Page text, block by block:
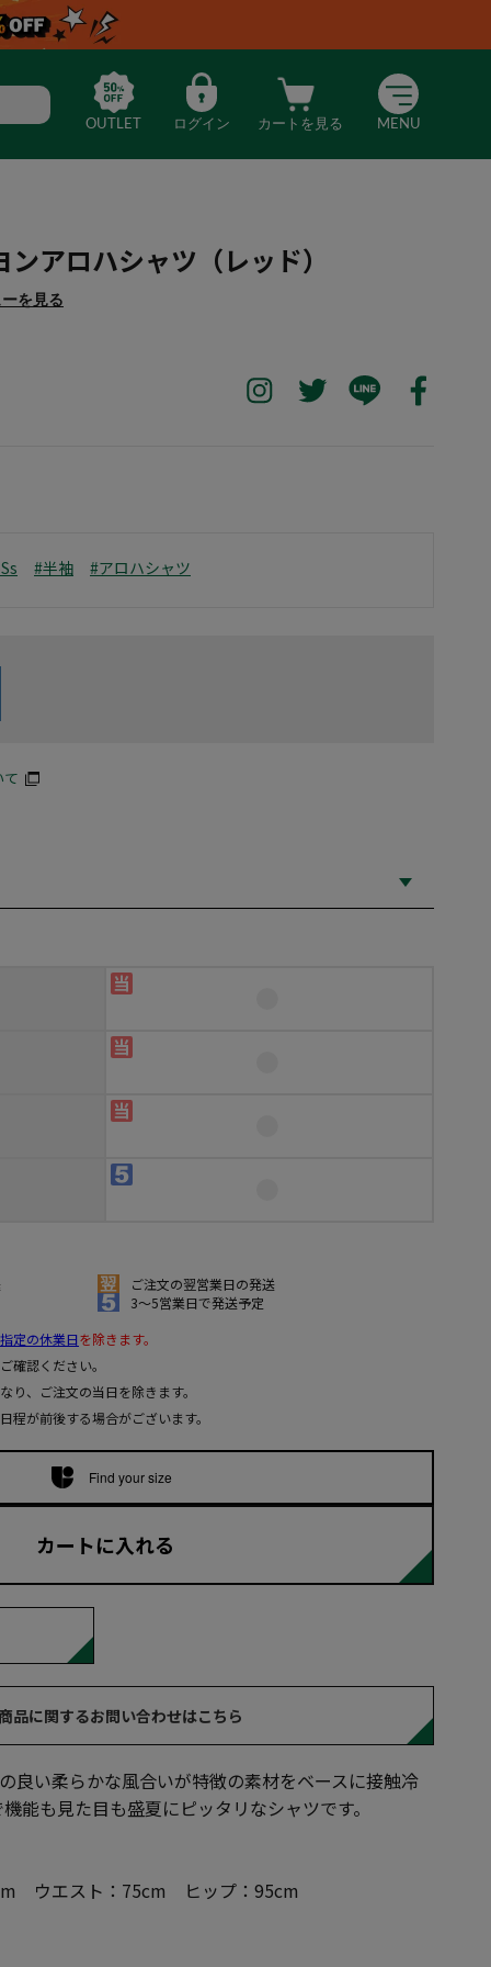
OUTLET ログイン カートを見る MENU
アロハシャツ（レッド）
を見る
#半袖 #アロハシャツ
て
ご注文の翌営業日の発送
3～5営業日で発送予定
定の休業日を除きます。
確認ください。
、ご注文の当日を除きます。
が前後する場合がございます。
Find your size
カートに入れる
品に関するお問い合わせはこちら
良い柔らかな風合いが特徴の素材をベースに接触冷
能も見た目も盛夏にピッタリなシャツです。
ウエスト：75cm ヒップ：95cm